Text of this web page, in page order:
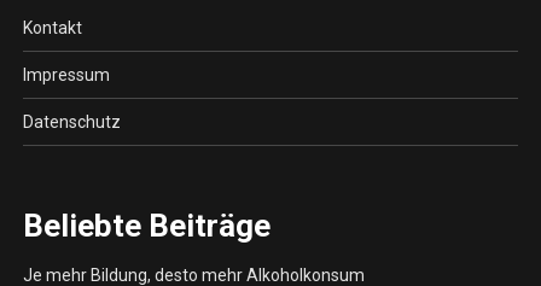
Kontakt
Impressum
Datenschutz
Beliebte Beiträge
Je mehr Bildung, desto mehr Alkoholkonsum